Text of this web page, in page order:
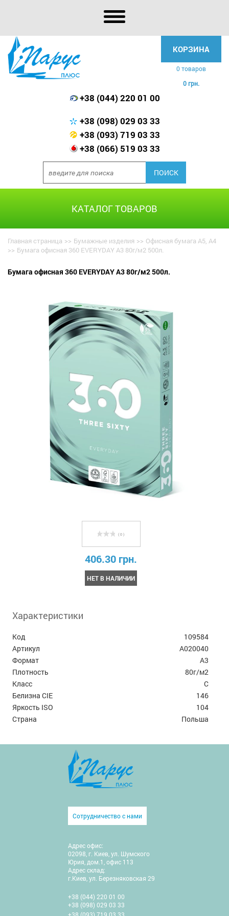
КОРЗИНА
0 товаров
0 грн.
+38 (044) 220 01 00
+38 (098) 029 03 33
+38 (093) 719 03 33
+38 (066) 519 03 33
КАТАЛОГ ТОВАРОВ
Главная страница >> Бумажные изделия >> Офисная бумага А5, А4
>> Бумага офисная 360 EVERYDAY А3 80г/м2 500л.
Бумага офисная 360 EVERYDAY А3 80г/м2 500л.
( 0 )
406.30 грн.
НЕТ В НАЛИЧИИ
Характеристики
Код
109584
Артикул
А020040
Формат
А3
Плотность
80г/м2
Класс
C
Белизна CIE
146
Яркость ISO
104
Страна
Польша
Сотрудничество с нами
Адрес офис:
02098, г. Киев, ул. Шумского
Юрия, дом.1, офис 113
Адрес склад:
г.Киев, ул. Березняковская 29
+38 (044) 220 01 00
+38 (098) 029 03 33